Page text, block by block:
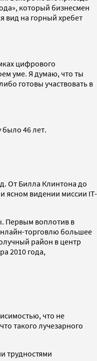
который бизнесмен
вид на горный хребет
цифрового
уме. Я думаю, что ты
готовы участвовать в
46 лет.
От Билла Клинтона до
ясном видении миссии IТ-
Первым воплотив в
торговлю большее
район в центр
2010 года,
что не
такого лучезарного
трудностями